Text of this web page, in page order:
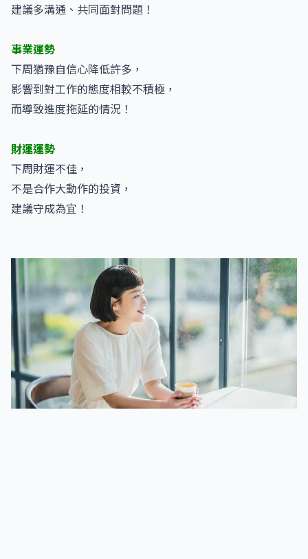
建議多溝通、共同面對問題！
事業運勢
下周猶豫自信心降低許多，
影響到對工作的態度相較不積極，
而導致進度拖延的情況！
財運運勢
下周財運不佳，
不是合作大動作的投資，
建議守成為宜！